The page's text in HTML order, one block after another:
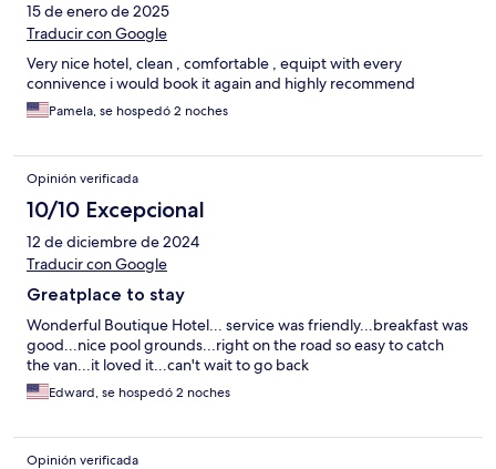
15 de enero de 2025
Traducir con Google
Very nice hotel, clean , comfortable , equipt with every
connivence i would book it again and highly recommend
Pamela, se hospedó 2 noches
Opinión verificada
10/10 Excepcional
12 de diciembre de 2024
Traducir con Google
Greatplace to stay
Wonderful Boutique Hotel... service was friendly...breakfast was
good...nice pool grounds...right on the road so easy to catch
the van...it loved it...can't wait to go back
Edward, se hospedó 2 noches
Opinión verificada